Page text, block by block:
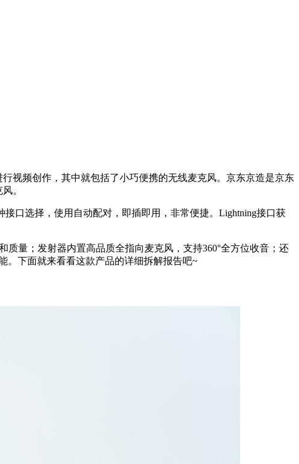
视频创作，其中就包括了小巧便携的无线麦克风。京东京造是京东
。
口选择，使用自动配对，即插即用，非常便捷。Lightning接口获
量；发射器内置高品质全指向麦克风，支持360°全方位收音；还
。下面就来看看这款产品的详细拆解报告吧~